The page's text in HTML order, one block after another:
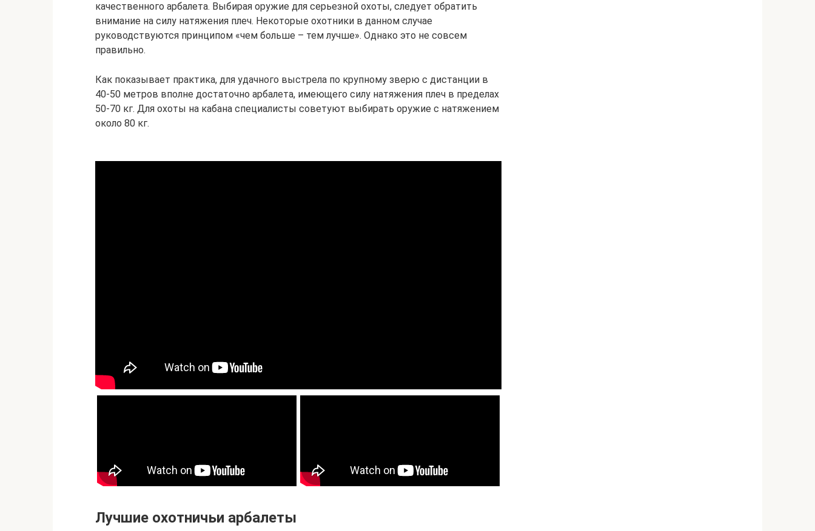
качественного арбалета. Выбирая оружие для серьезной охоты, следует обратить
внимание на силу натяжения плеч. Некоторые охотники в данном случае
руководствуются принципом «чем больше – тем лучше». Однако это не совсем
правильно.
Как показывает практика, для удачного выстрела по крупному зверю с дистанции в
40-50 метров вполне достаточно арбалета, имеющего силу натяжения плеч в пределах
50-70 кг. Для охоты на кабана специалисты советуют выбирать оружие с натяжением
около 80 кг.
Лучшие охотничьи арбалеты